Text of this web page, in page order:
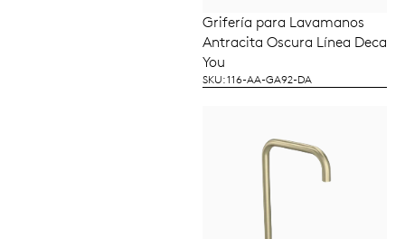
LEER MÁS
Grifería para Lavamanos
Antracita Oscura Línea Deca
You
SKU: 116-AA-GA92-DA